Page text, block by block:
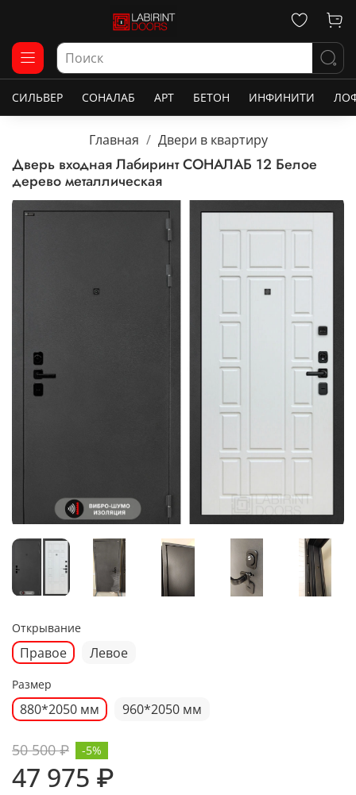
СИЛЬВЕР СОНАЛАБ АРТ БЕТОН ИНФИНИТИ
Главная Двери в квартиру
Дверь входная Лабиринт СОНАЛАБ 12 Белое
дерево металлическая
Открывание
Правое Левое
Размер
880*2050 мм 960*2050 мм
50 500 ₽
47 975 ₽
-5%